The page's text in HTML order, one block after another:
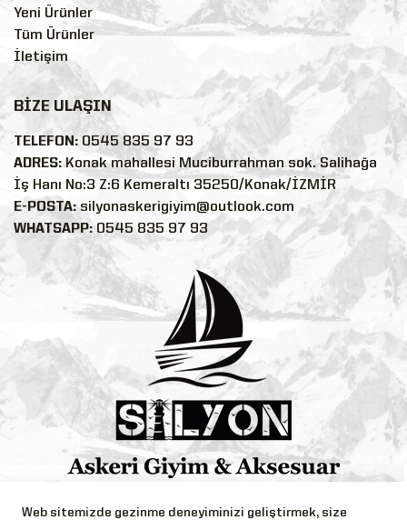
Web sitemizde gezinme deneyiminizi geliştirmek, size
Yeni Ürünler
Tüm Ürünler
İletişim
BİZE ULAŞIN
TELEFON: 0545 835 97 93
ADRES:Konak mahallesi Muciburrahman sok. Salihağa
İş Hanı No:3 Z:6 Kemeraltı 35250/Konak/İZMİR
E-POSTA: silyonaskerigiyim@outlook.com
WHATSAPP: 0545 835 97 93
Bizi Takip Edin!